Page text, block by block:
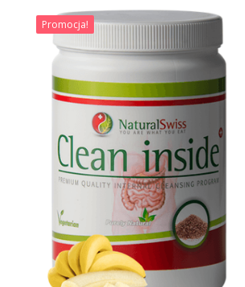
Promocja!